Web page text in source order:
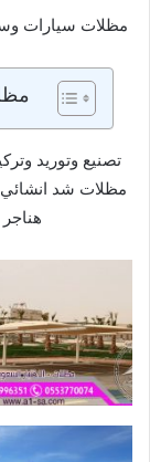
مظلات سيارات
تصنيع وتوريد
مظلات شد انشائي